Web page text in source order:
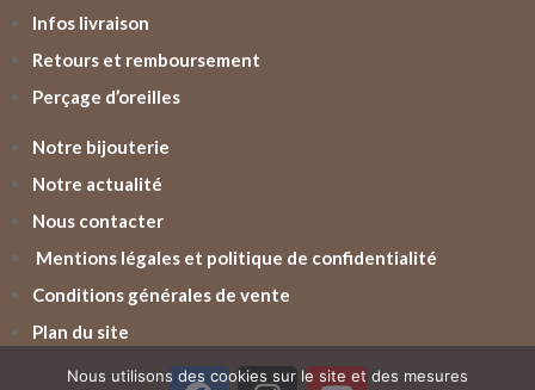
Infos livraison
Retours et remboursement
Perçage d’oreilles
Notre bijouterie
Notre actualité
Nous contacter
Mentions légales et politique de confidentialité
Conditions générales de vente
Plan du site
Nous utilisons des cookies sur le site et des mesures